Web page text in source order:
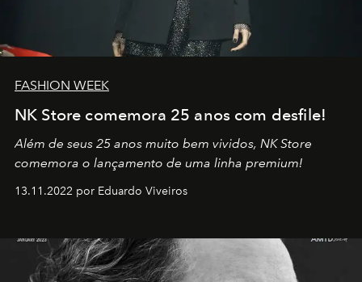
FASHION WEEK
NK Store comemora 25 anos com desfile!
Além de seus 25 anos muito bem vividos, NK Store
comemora o lançamento de uma linha premium!
13.11.2022 por Eduardo Viveiros